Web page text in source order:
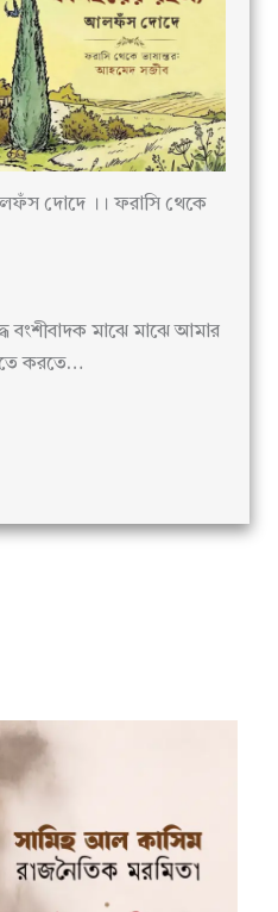
দোদে ।। ফরাসি থেকে
বংশীবাদক মাঝে মাঝে আমার
করতে…